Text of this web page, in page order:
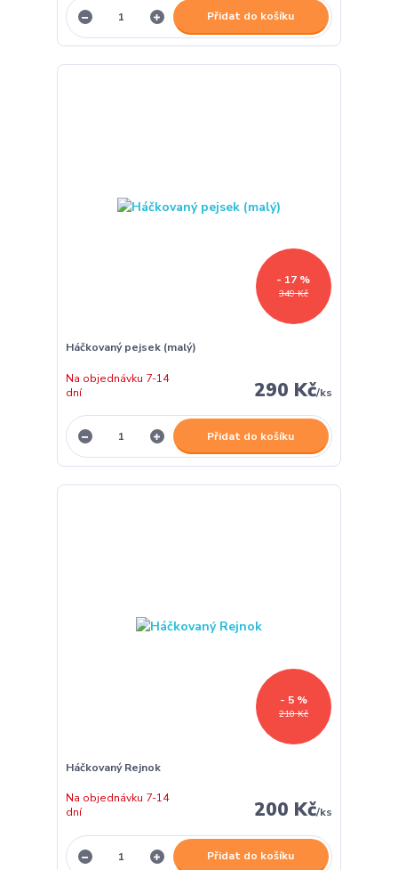
Přidat do košíku
349 Kč
- 17 %
Háčkovaný pejsek (malý)
290 Kč/ks
Na objednávku 7-14
dní
Přidat do košíku
210 Kč
- 5 %
Háčkovaný Rejnok
200 Kč/ks
Na objednávku 7-14
dní
Přidat do košíku